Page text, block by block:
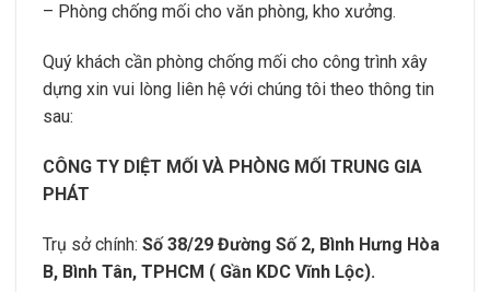
– Phòng chống mối cho văn phòng, kho xưởng.
Quý khách cần phòng chống mối cho công trình xây
dựng xin vui lòng liên hệ với chúng tôi theo thông tin
sau:
CÔNG TY DIỆT MỐI VÀ PHÒNG MỐI TRUNG GIA
PHÁT
Trụ sở chính: Số 38/29 Đường Số 2, Bình Hưng Hòa
B, Bình Tân, TPHCM ( Gần KDC Vĩnh Lộc).